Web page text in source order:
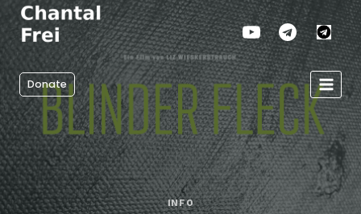
Zum
Inhalt
springen
Donate
INFO